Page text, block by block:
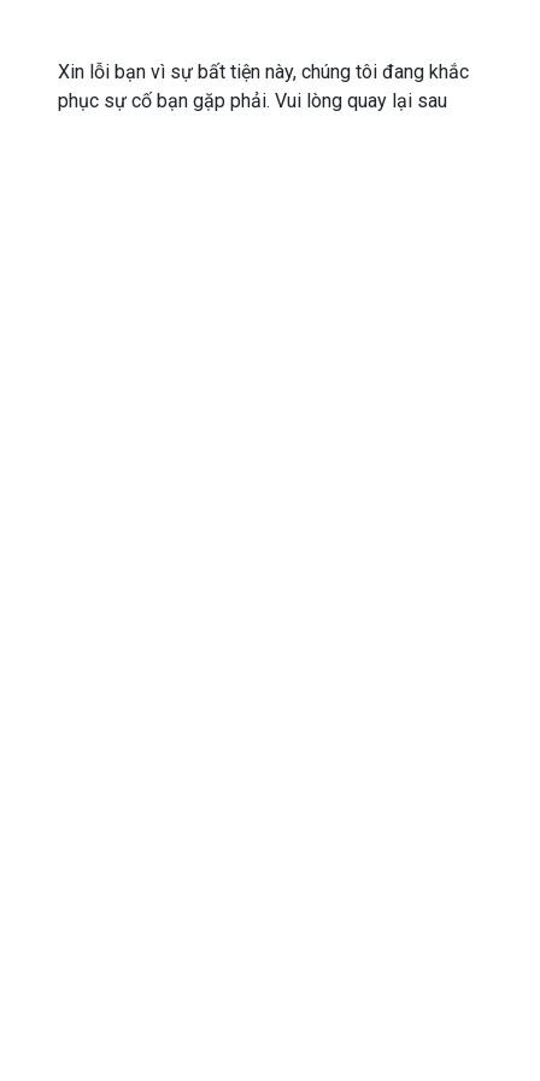
Xin lỗi bạn vì sự bất tiện này, chúng tôi đang khắc
phục sự cố bạn gặp phải. Vui lòng quay lại sau